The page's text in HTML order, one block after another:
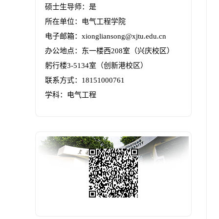
硕士生导师：是
所在单位：电气工程学院
电子邮箱： xiongliansong@xjtu.edu.cn
办公地点：东一楼西208室（兴庆校区）
躬行楼3-5134室（创新港校区）
联系方式： 18151000761
学科：电气工程